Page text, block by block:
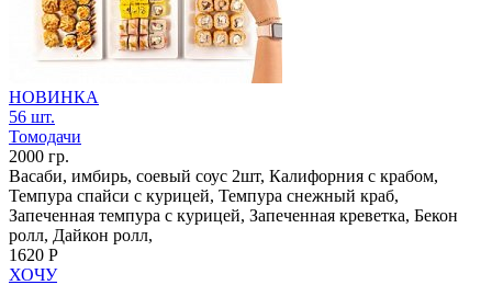
НОВИНКА
56 шт.
Томодачи
2000 гр.
Васаби, имбирь, соевый соус 2шт, Калифорния с крабом,
Темпура спайси с курицей, Темпура снежный краб,
Запеченная темпура с курицей, Запеченная креветка, Бекон
ролл, Дайкон ролл,
1620 Р
ХОЧУ